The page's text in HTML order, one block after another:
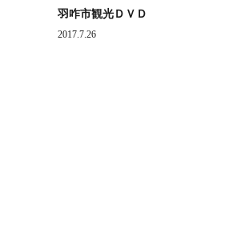
羽咋市観光ＤＶＤ
2017.7.26